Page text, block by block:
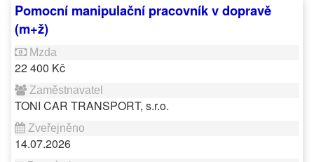
Pomocní manipulační pracovník v dopravě
(m+ž)
22 400 Kč
TONI CAR TRANSPORT, s.r.o.
14.07.2026